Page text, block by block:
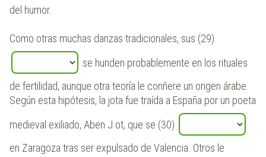
del humor.
Como otras muchas danzas tradicionales, sus (29)
se hunden probablemente en los rituales
de fertilidad, aunque otra teoría le conñere un origen árabe.
Según esta hipótesis, la jota fue traída a España por un poeta
medieval exiliado, Aben J ot, que se (30)
en Zaragoza tras ser expulsado de Valencia. Otros le